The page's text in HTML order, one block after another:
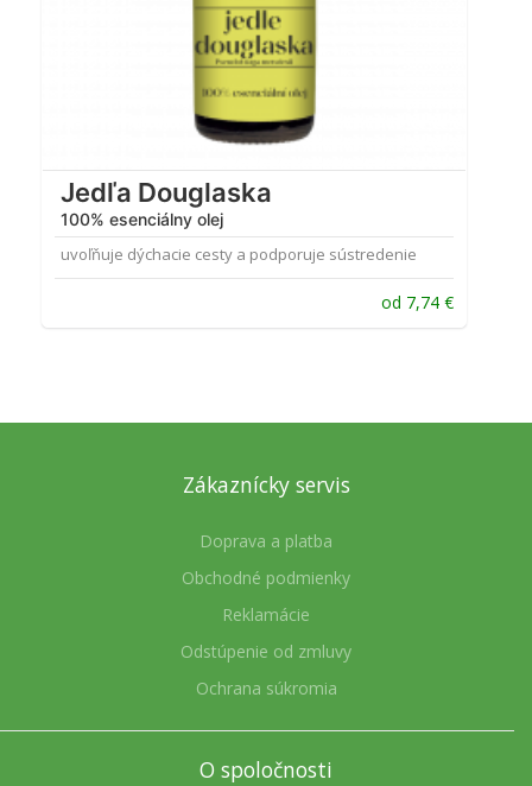
Jedľa Douglaska
100% esenciálny olej
uvoľňuje dýchacie cesty a podporuje sústredenie
od 7,74 €
Zákaznícky servis
Doprava a platba
Obchodné podmienky
Reklamácie
Odstúpenie od zmluvy
Ochrana súkromia
O spoločnosti